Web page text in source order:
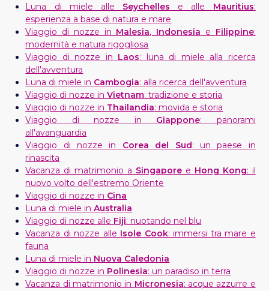
Luna di miele alle Seychelles e alle Mauritius:
esperienza a base di natura e mare
Viaggio di nozze in Malesia, Indonesia e Filippine:
modernità e natura rigogliosa
Viaggio di nozze in Laos: luna di miele alla ricerca
dell'avventura
Luna di miele in Cambogia: alla ricerca dell'avventura
Viaggio di nozze inVietnam: tradizione e storia
Viaggio di nozze in Thailandia: movida e storia
Viaggio di nozze in Giappone: panorami
all'avanguardia
Viaggio di nozze in Corea del Sud: un paese in
rinascita
Vacanza di matrimonio a Singapore e Hong Kong: il
nuovo volto dell'estremo Oriente
Viaggio di nozze in Cina
Luna di miele inAustralia
Viaggio di nozze alle Fiji: nuotando nel blu
Vacanza di nozze alle Isole Cook: immersi tra mare e
fauna
Luna di miele in Nuova Caledonia
Viaggio di nozze in Polinesia: un paradiso in terra
Vacanza di matrimonio in Micronesia: acque azzurre e